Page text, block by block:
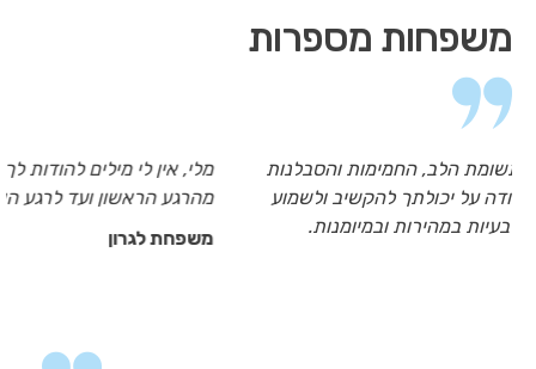
משפחות מספרות
תודה רבה מכל המשפחה על תשומת הלב, החמימות והסבלנות
כלפי אימי היקרה. אנו אסירי תודה על יכולתך להקשיב ולשמוע
את הבעיה, את היכולת לפתור בעיות במהירות ובמיומנות.